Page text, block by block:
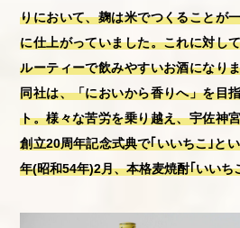
りにおいて、麹は米でつくることが
に仕上がっていました。これに対し
ルーティーで飲みやすいお酒になり
同社は、「においから香りへ」を目
ト。様々な苦労を乗り越え、宇佐神
創立20周年記念式典で｢いいちこ｣と
年(昭和54年)2月、本格麦焼酎｢いいち